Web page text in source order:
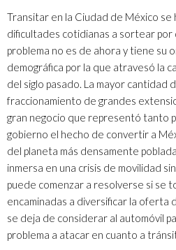
Transitar en la Ciudad de México se
dificultades cotidianas a sortear por
problema no es de ahora y tiene su
demográfica por la que atravesó la
del siglo pasado. La mayor cantidad
fraccionamiento de grandes
gran negocio que representó tanto
gobierno el hecho de convertir a
del planeta más densamente
inmersa en una crisis de movilidad
puede comenzar a resolverse si se
encaminadas a diversificar la oferta
se deja de considerar al automóvil
problema a atacar en cuanto a